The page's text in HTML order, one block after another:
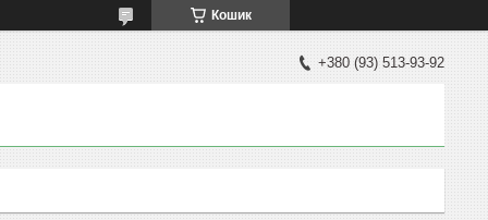
Кошик
+380 (93) 513-93-92